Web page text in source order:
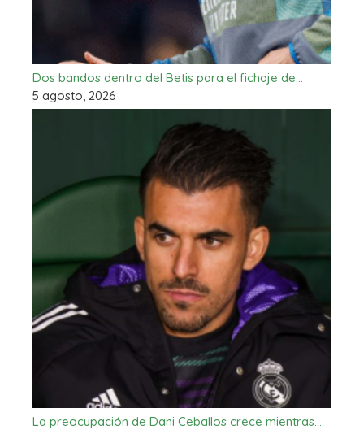
Dos bandos dentro del Betis para el fichaje de…
5 agosto, 2026
La preocupación de Dani Ceballos crece mientras…